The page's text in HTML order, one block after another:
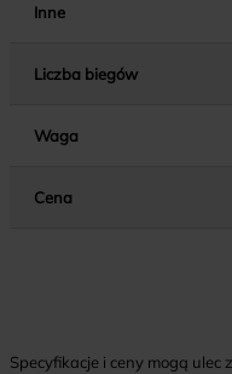
Inne
Liczba biegów
Waga
Cena
Specyfikacje i ceny mogą ulec